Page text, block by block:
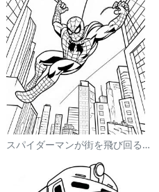
スパイダーマンが街を飛び回る塗り絵